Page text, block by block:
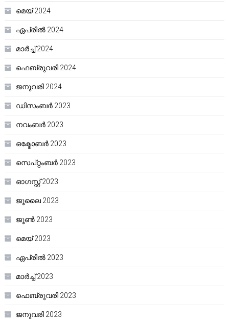
മെയ്‌ 2024
ഏപ്രിൽ 2024
മാർച്ച്‌ 2024
ഫെബ്രുവരി 2024
ജനുവരി 2024
ഡിസംബർ 2023
നവംബർ 2023
ഒക്ടോബർ 2023
സെപ്റ്റംബർ 2023
ഓഗസ്റ്റ്‌ 2023
ജൂലൈ 2023
ജൂൺ 2023
മെയ്‌ 2023
ഏപ്രിൽ 2023
മാർച്ച്‌ 2023
ഫെബ്രുവരി 2023
ജനുവരി 2023